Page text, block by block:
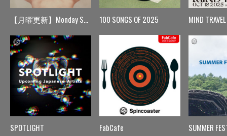
【月曜更新】Monday Spin
SPOTLIGHT
100 SONGS OF 2025
FabCafe
MIND TRAVEL
SUMMER